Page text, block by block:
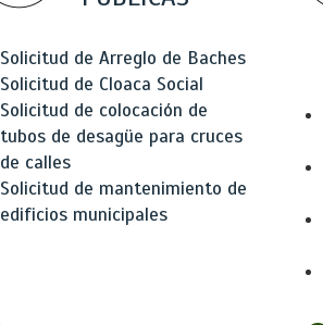
Solicitud de Arreglo de Baches
Solicitud de Cloaca Social
Solicitud de colocación de
tubos de desagüe para cruces
de calles
Solicitud de mantenimiento de
edificios municipales